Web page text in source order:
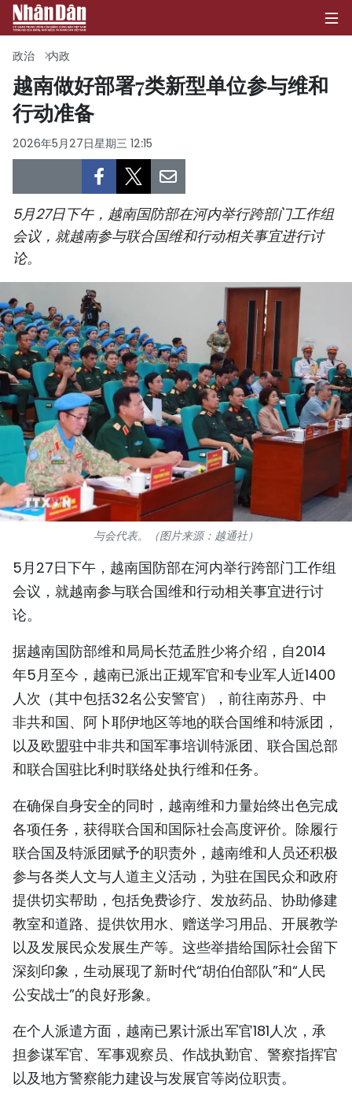
政治
经济
社会
体育
国际
旅游
友谊桥梁
史海
多功能媒体
图表新闻
图库
人民报社简介
TIẾNG VIỆT
ENGLISH
FRANÇAIS
РУССКИЙ
ESPAÑOL
政治 内政
越南做好部署7类新型单位参与维和
行动准备
2026年5月27日星期三 12:15
5月27日下午，越南国防部在河内举行跨部门工作组
会议，就越南参与联合国维和行动相关事宜进行讨
论。
与会代表。（图片来源：越通社）
5月27日下午，越南国防部在河内举行跨部门工作组
会议，就越南参与联合国维和行动相关事宜进行讨
论。
据越南国防部维和局局长范孟胜少将介绍，自2014
年5月至今，越南已派出正规军官和专业军人近1400
人次（其中包括32名公安警官），前往南苏丹、中
非共和国、阿卜耶伊地区等地的联合国维和特派团，
以及欧盟驻中非共和国军事培训特派团、联合国总部
和联合国驻比利时联络处执行维和任务。
在确保自身安全的同时，越南维和力量始终出色完成
各项任务，获得联合国和国际社会高度评价。除履行
联合国及特派团赋予的职责外，越南维和人员还积极
参与各类人文与人道主义活动，为驻在国民众和政府
提供切实帮助，包括免费诊疗、发放药品、协助修建
教室和道路、提供饮用水、赠送学习用品、开展教学
以及发展民众发展生产等。这些举措给国际社会留下
深刻印象，生动展现了新时代“胡伯伯部队”和“人民
公安战士”的良好形象。
在个人派遣方面，越南已累计派出军官181人次，承
担参谋军官、军事观察员、作战执勤官、警察指挥官
以及地方警察能力建设与发展官等岗位职责。